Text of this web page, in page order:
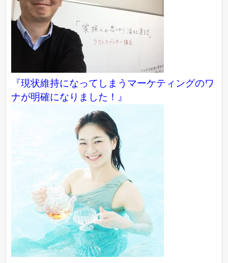
『現状維持になってしまうマーケティングのワ
ナが明確になりました！』